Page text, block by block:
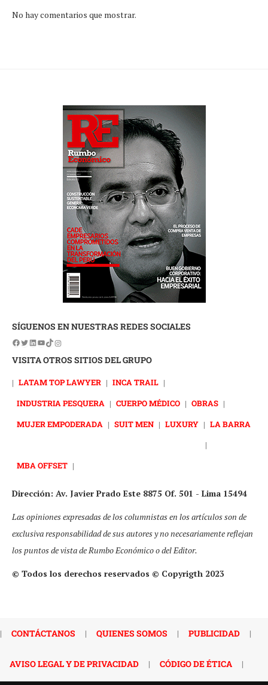
No hay comentarios que mostrar.
SÍGUENOS EN NUESTRAS REDES SOCIALES
VISITA OTROS SITIOS DEL GRUPO
| LATAM TOP LAWYER | INCA TRAIL |
INDUSTRIA PESQUERA | CUERPO MÉDICO | OBRAS |
MUJER EMPODERADA | SUIT MEN | LUXURY | LA BARRA
|
MBA OFFSET |
Dirección: Av. Javier Prado Este 8875 Of. 501 - Lima 15494
Las opiniones expresadas de los columnistas en los artículos son de
exclusiva responsabilidad de sus autores y no necesariamente reflejan
los puntos de vista de Rumbo Económico o del Editor.
© Todos los derechos reservados © Copyrigth 2023
| CONTÁCTANOS | QUIENES SOMOS | PUBLICIDAD |
AVISO LEGAL Y DE PRIVACIDAD | CÓDIGO DE ÉTICA |